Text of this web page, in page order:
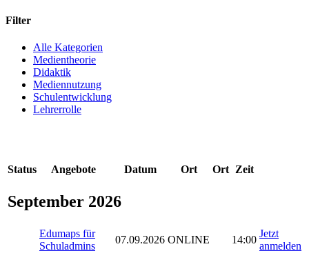
Filter
Alle Kategorien
Medientheorie
Didaktik
Mediennutzung
Schulentwicklung
Lehrerrolle
Status Angebote Datum Ort Ort Zeit
September 2026
Edumaps für
Schuladmins
07.09.2026 ONLINE 14:00
Jetzt
anmelden